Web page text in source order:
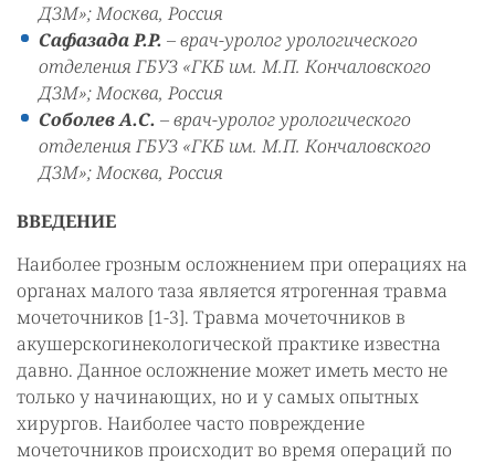
ДЗМ»; Москва, Россия
Сафазада Р.Р. – врач-уролог урологического
отделения ГБУЗ «ГКБ им. М.П. Кончаловского
ДЗМ»; Москва, Россия
Соболев А.С. – врач-уролог урологического
отделения ГБУЗ «ГКБ им. М.П. Кончаловского
ДЗМ»; Москва, Россия
ВВЕДЕНИЕ
Наиболее грозным осложнением при операциях на
органах малого таза является ятрогенная травма
мочеточников [1-3]. Травма мочеточников в
акушерскогинекологической практике известна
давно. Данное осложнение может иметь место не
только у начинающих, но и у самых опытных
хирургов. Наиболее часто повреждение
мочеточников происходит во время операций по